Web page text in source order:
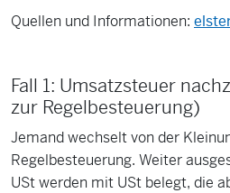
Quellen und Informationen:
Fall 1: Umsatzsteuer
zur Regelbesteuerung)
Jemand wechselt von der
Regelbesteuerung. Weiter
USt werden mit USt belegt, die